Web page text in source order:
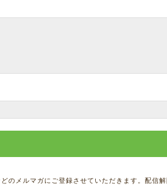
メルマガにご登録させていただきます。配信